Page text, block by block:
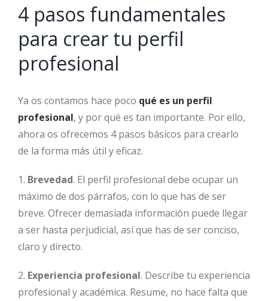
4 pasos fundamentales
para crear tu perfil
profesional
Ya os contamos hace poco qué es un perfil
profesional, y por qué es tan importante. Por ello,
ahora os ofrecemos 4 pasos básicos para crearlo
de la forma más útil y eficaz.
1. Brevedad. El perfil profesional debe ocupar un
máximo de dos párrafos, con lo que has de ser
breve. Ofrecer demasiada información puede llegar
a ser hasta perjudicial, así que has de ser conciso,
claro y directo.
2. Experiencia profesional. Describe tu experiencia
profesional y académica. Resume, no hace falta que